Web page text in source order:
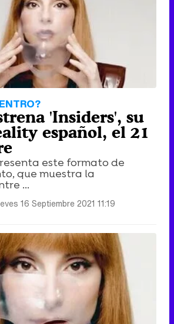
'Insiders', su
español, el 21
este formato de
que muestra la
...
16 Septiembre 2021 11:19